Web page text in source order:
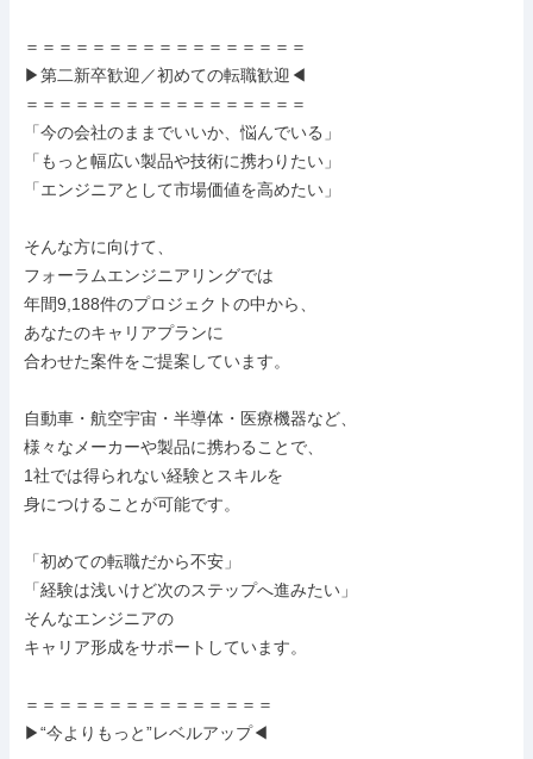
＝＝＝＝＝＝＝＝＝＝＝＝＝＝＝＝＝
▶第二新卒歓迎／初めての転職歓迎◀
＝＝＝＝＝＝＝＝＝＝＝＝＝＝＝＝＝
「今の会社のままでいいか、悩んでいる」
「もっと幅広い製品や技術に携わりたい」
「エンジニアとして市場価値を高めたい」
そんな方に向けて、
フォーラムエンジニアリングでは
年間9,188件のプロジェクトの中から、
あなたのキャリアプランに
合わせた案件をご提案しています。
自動車・航空宇宙・半導体・医療機器など、
様々なメーカーや製品に携わることで、
1社では得られない経験とスキルを
身につけることが可能です。
「初めての転職だから不安」
「経験は浅いけど次のステップへ進みたい」
そんなエンジニアの
キャリア形成をサポートしています。
＝＝＝＝＝＝＝＝＝＝＝＝＝＝＝
▶“今よりもっと”レベルアップ◀